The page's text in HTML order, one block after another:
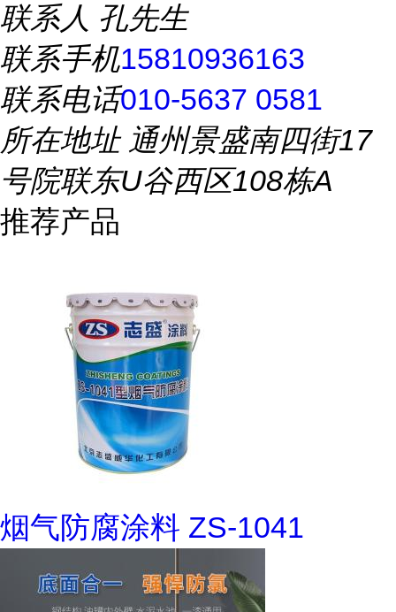
联系人 孔先生
联系手机15810936163
联系电话010-5637 0581
所在地址通州景盛南四街17
号院联东U谷西区108栋A
推荐产品
烟气防腐涂料 ZS-1041